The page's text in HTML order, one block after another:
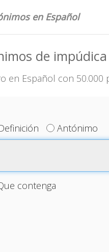
en Español
de impúdica
en Español con 50.000
Antónimo
contenga